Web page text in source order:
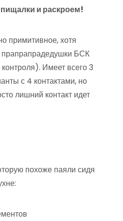
и раскроем!
примитивное, хотя
прапрапрадедушки БСК
Имеет всего 3
с 4 контактами, но
лишний контакт идет
похоже паяли сидя